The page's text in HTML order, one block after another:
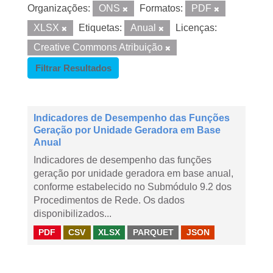
Organizações: ONS Formatos:
PDF
XLSX
Etiquetas: Anual
Licenças:
Creative Commons Atribuição
Filtrar Resultados
Indicadores de Desempenho das Funções
Geração por Unidade Geradora em Base
Anual
Indicadores de desempenho das funções
geração por unidade geradora em base anual,
conforme estabelecido no Submódulo 9.2 dos
Procedimentos de Rede. Os dados
disponibilizados...
PDF CSV XLSX PARQUET JSON